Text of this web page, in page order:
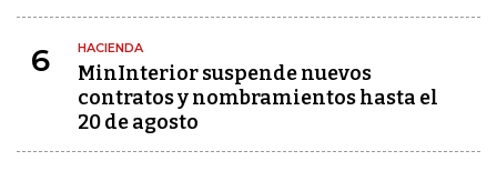
6 HACIENDA
MinInterior suspende nuevos
contratos y nombramientos hasta el
20 de agosto